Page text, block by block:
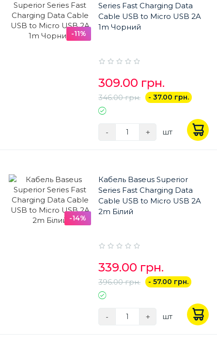
-11%
Series Fast Charging Data
Cable USB to Micro USB 2A
1m Чорний
309.00 грн.
346.00 грн. - 37.00 грн.
- + шт
-14%
Кабель Baseus Superior
Series Fast Charging Data
Cable USB to Micro USB 2A
2m Білий
339.00 грн.
396.00 грн. - 57.00 грн.
- + шт